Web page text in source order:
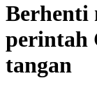
Berhenti
perintah
tangan